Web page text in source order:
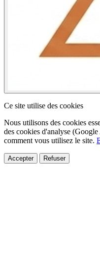
Ce site utilise des cookies
Nous utilisons des cookies
des cookies d'analyse
comment vous utilisez le site.
Accepter Refuser